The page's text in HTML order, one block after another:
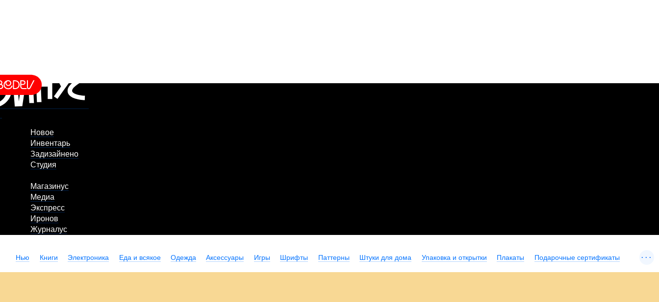
Новое
Инвентарь
Задизайнено
Студия
Магазинус
Медиа
Экспресс
Иронов
Журналус
Нью Книги Электроника Еда и всякое Одежда Аксессуары Игры Шрифты Паттерны Штуки для дома Упаковка и открытки Плакаты Подарочные сертификаты ...